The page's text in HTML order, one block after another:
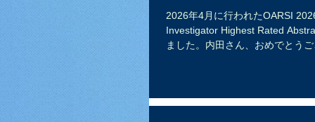
2026年4月に行われたOARSI
Investigator Highest Rated
ました。内田さん、おめでとう